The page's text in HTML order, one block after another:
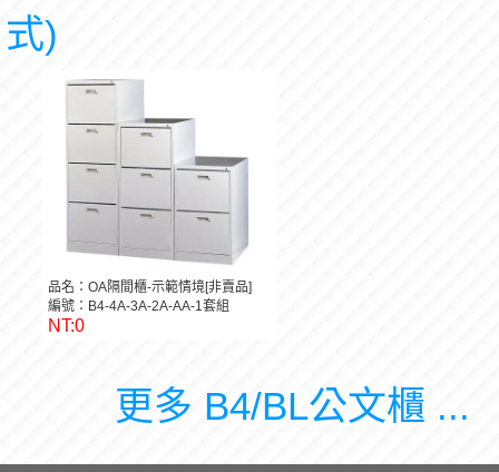
式)
品名：OA隔間櫃-示範情境[非賣品]
編號：B4-4A-3A-2A-AA-1套組
NT:0
更多 B4/BL公文櫃 ...